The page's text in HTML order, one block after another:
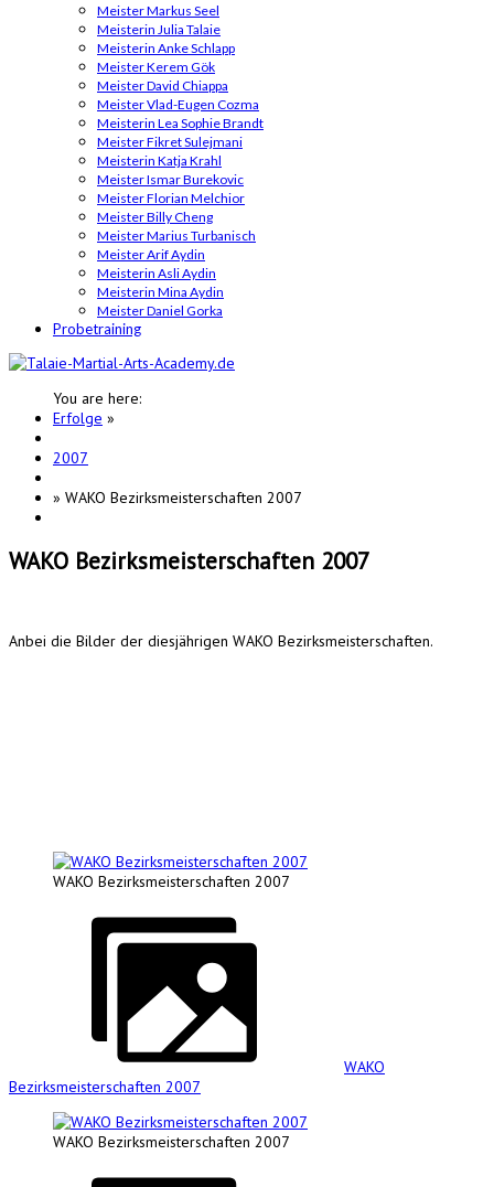
Meister Markus Seel
Meisterin Julia Talaie
Meisterin Anke Schlapp
Meister Kerem Gök
Meister David Chiappa
Meister Vlad-Eugen Cozma
Meisterin Lea Sophie Brandt
Meister Fikret Sulejmani
Meisterin Katja Krahl
Meister Ismar Burekovic
Meister Florian Melchior
Meister Billy Cheng
Meister Marius Turbanisch
Meister Arif Aydin
Meisterin Asli Aydin
Meisterin Mina Aydin
Meister Daniel Gorka
Probetraining
You are here:
Erfolge »
2007
» WAKO Bezirksmeisterschaften 2007
WAKO Bezirksmeisterschaften 2007
Anbei die Bilder der diesjährigen WAKO Bezirksmeisterschaften.
WAKO Bezirksmeisterschaften 2007
WAKO
Bezirksmeisterschaften 2007
WAKO Bezirksmeisterschaften 2007